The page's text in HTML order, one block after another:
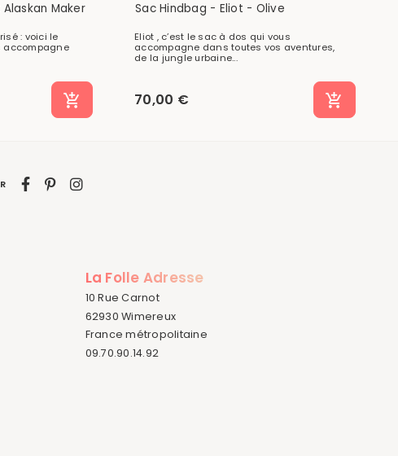
Maker
: voici le
accompagne
Sac Hindbag - Eliot - Olive
Eliot , c’est le sac à dos qui vous
accompagne dans toutes vos aventures,
de la jungle urbaine...
70,00 €
La Folle Adresse
10 Rue Carnot
62930 Wimereux
France métropolitaine
09.70.90.14.92